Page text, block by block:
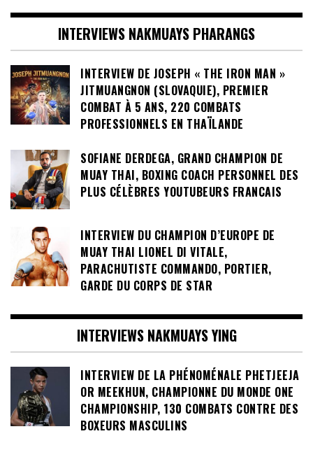
INTERVIEWS NAKMUAYS PHARANGS
INTERVIEW DE JOSEPH « THE IRON MAN »
JITMUANGNON (SLOVAQUIE), PREMIER
COMBAT À 5 ANS, 220 COMBATS
PROFESSIONNELS EN THAÏLANDE
SOFIANE DERDEGA, GRAND CHAMPION DE
MUAY THAI, BOXING COACH PERSONNEL DES
PLUS CÉLÈBRES YOUTUBEURS FRANCAIS
INTERVIEW DU CHAMPION D’EUROPE DE
MUAY THAI LIONEL DI VITALE,
PARACHUTISTE COMMANDO, PORTIER,
GARDE DU CORPS DE STAR
INTERVIEWS NAKMUAYS YING
INTERVIEW DE LA PHÉNOMÉNALE PHETJEEJA
OR MEEKHUN, CHAMPIONNE DU MONDE ONE
CHAMPIONSHIP, 130 COMBATS CONTRE DES
BOXEURS MASCULINS